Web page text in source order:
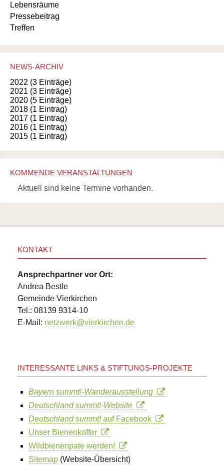
Lebensräume
Pressebeitrag
Treffen
NEWS-ARCHIV
2022 (3 Einträge)
2021 (3 Einträge)
2020 (5 Einträge)
2018 (1 Eintrag)
2017 (1 Eintrag)
2016 (1 Eintrag)
2015 (1 Eintrag)
KOMMENDE VERANSTALTUNGEN
Aktuell sind keine Termine vorhanden.
KONTAKT
Ansprechpartner vor Ort:
Andrea Bestle
Gemeinde Vierkirchen
Tel.: 08139 9314-10
E-Mail: netzwerk@vierkirchen.de
INTERESSANTE LINKS & STIFTUNGS-PROJEKTE
Bayern summt!-Wanderausstellung
Deutschland summt!-Website
Deutschland summt!auf Facebook
Unser Bienenkoffer
Wildbienenpate werden!
Sitemap (Website-Übersicht)